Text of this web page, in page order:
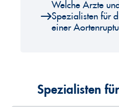
Welche Ärzte
Spezialisten für
einer
Spezialisten